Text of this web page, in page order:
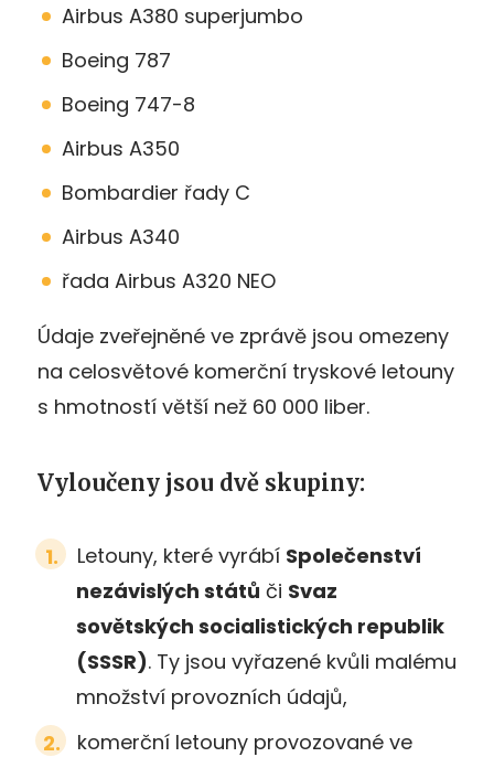
Airbus A380 superjumbo
Boeing 787
Boeing 747-8
Airbus A350
Bombardier řady C
Airbus A340
řada Airbus A320 NEO
Údaje zveřejněné ve zprávě jsou omezeny
na celosvětové komerční tryskové letouny
s hmotností větší než 60 000 liber.
Vyloučeny jsou dvě skupiny:
Letouny, které vyrábí Společenství
nezávislých států či Svaz
sovětských socialistických republik
(SSSR). Ty jsou vyřazené kvůli malému
množství provozních údajů,
komerční letouny provozované ve